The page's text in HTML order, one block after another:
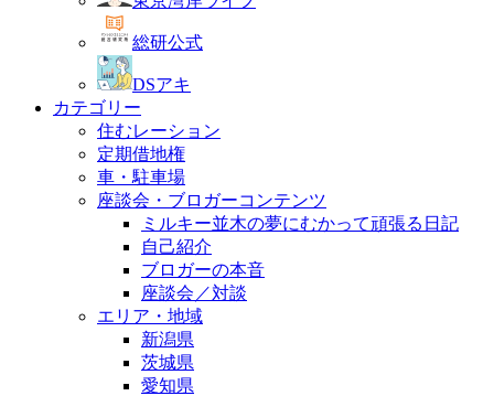
総研公式
DSアキ
カテゴリー
住むレーション
定期借地権
車・駐車場
座談会・ブロガーコンテンツ
ミルキー並木の夢にむかって頑張る日記
自己紹介
ブロガーの本音
座談会／対談
エリア・地域
新潟県
茨城県
愛知県